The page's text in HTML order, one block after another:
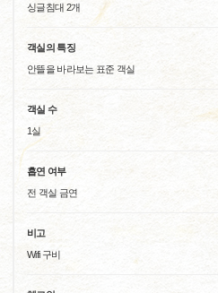
싱글침대 2개
객실의 특징
안뜰을 바라보는 표준 객실
객실 수
1실
흡연 여부
전 객실 금연
비고
Wifi 구비